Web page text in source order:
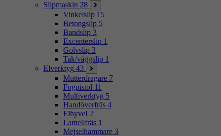
Slipmaskin 28
Vinkelslip 15
Betongslip 5
Bandslip 3
Excenterslip 1
Golvslip 3
Tak/väggslip 1
Elverktyg 43
Mutterdragare 7
Fogpistol 11
Multiverktyg 5
Handöverfräs 4
Elhyvel 2
Lamellfräs 1
Mejselhammare 3